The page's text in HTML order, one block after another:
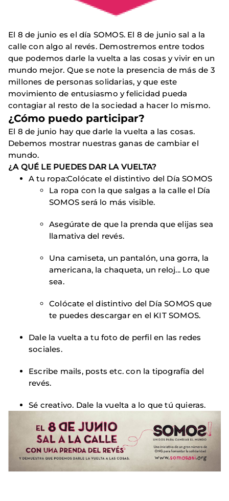
El 8 de junio es el día SOMOS. El 8 de junio sal a la
calle con algo al revés. Demostremos entre todos
que podemos darle la vuelta a las cosas y vivir en un
mundo mejor. Que se note la presencia de más de 3
millones de personas solidarias, y que este
movimiento de entusiasmo y felicidad pueda
contagiar al resto de la sociedad a hacer lo mismo.
¿Cómo puedo participar?
El 8 de junio hay que darle la vuelta a las cosas.
Debemos mostrar nuestras ganas de cambiar el
mundo.
¿A QUÉ LE PUEDES DAR LA VUELTA?
A tu ropa:Colócate el distintivo del Día SOMOS
La ropa con la que salgas a la calle el Día
SOMOS será lo más visible.
Asegúrate de que la prenda que elijas sea
llamativa del revés.
Una camiseta, un pantalón, una gorra, la
americana, la chaqueta, un reloj... Lo que
sea.
Colócate el distintivo del Día SOMOS que
te puedes descargar en el KIT SOMOS.
Dale la vuelta a tu foto de perfil en las redes
sociales.
Escribe mails, posts etc. con la tipografía del
revés.
Sé creativo. Dale la vuelta a lo que tú quieras.